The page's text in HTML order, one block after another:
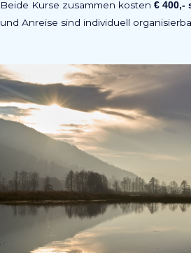
Beide Kurse zusammen kosten € 400,-
und Anreise sind individuell